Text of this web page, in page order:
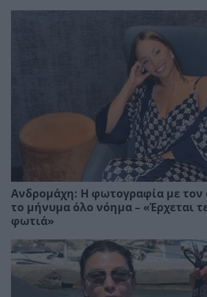
Ανδρομάχη: Η φωτογραφία με τον
το μήνυμα όλο νόημα – «Έρχεται
φωτιά»